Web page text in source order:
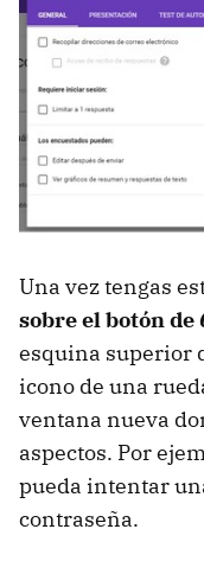
Una vez tengas
sobre el botón de
esquina superior
icono de una
ventana nueva
aspectos. Por
pueda intentar
contraseña.